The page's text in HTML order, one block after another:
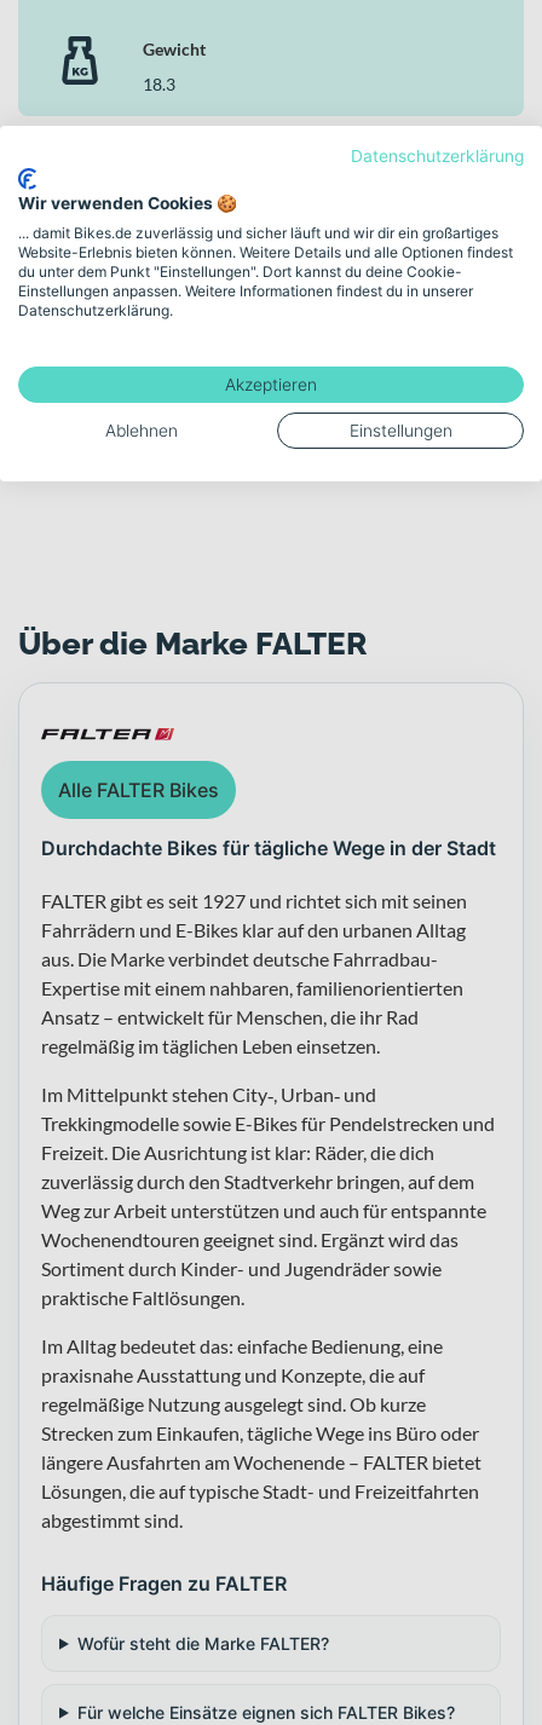
Gewicht
18.3
Bewegende Freude.
Entdecke FALTER in
unserer Markenwelt
VERLÄSSLICH. DURCHDACHT. GEMACHT FÜR DEN
ALLTAG.
Zur FALTER Markenwelt
Über die Marke FALTER
Alle FALTER Bikes
Durchdachte Bikes für tägliche Wege in der Stadt
FALTER gibt es seit 1927 und richtet sich mit seinen
Fahrrädern und E-Bikes klar auf den urbanen Alltag
aus. Die Marke verbindet deutsche Fahrradbau-
Expertise mit einem nahbaren, familienorientierten
Ansatz – entwickelt für Menschen, die ihr Rad
regelmäßig im täglichen Leben einsetzen.
Im Mittelpunkt stehen City‑, Urban‑ und
Trekkingmodelle sowie E-Bikes für Pendelstrecken und
Freizeit. Die Ausrichtung ist klar: Räder, die dich
zuverlässig durch den Stadtverkehr bringen, auf dem
Weg zur Arbeit unterstützen und auch für entspannte
Wochenendtouren geeignet sind. Ergänzt wird das
Sortiment durch Kinder- und Jugendräder sowie
praktische Faltlösungen.
Im Alltag bedeutet das: einfache Bedienung, eine
praxisnahe Ausstattung und Konzepte, die auf
regelmäßige Nutzung ausgelegt sind. Ob kurze
Strecken zum Einkaufen, tägliche Wege ins Büro oder
längere Ausfahrten am Wochenende – FALTER bietet
Lösungen, die auf typische Stadt- und Freizeitfahrten
abgestimmt sind.
Häufige Fragen zu FALTER
Wofür steht die Marke FALTER?
Für welche Einsätze eignen sich FALTER Bikes?
Datenschutzerklärung
Wir verwenden Cookies 🍪
... damit Bikes.de zuverlässig und sicher läuft und wir dir ein großartiges
Website-Erlebnis bieten können. Weitere Details und alle Optionen findest
du unter dem Punkt "Einstellungen". Dort kannst du deine Cookie-
Einstellungen anpassen. Weitere Informationen findest du in unserer
Datenschutzerklärung.
Akzeptieren
Ablehnen Einstellungen